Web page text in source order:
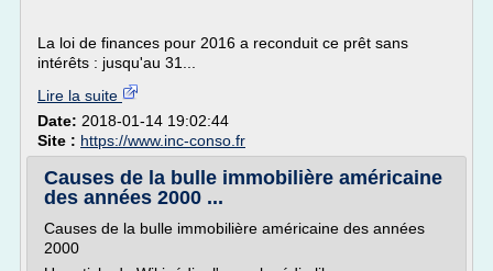
La loi de finances pour 2016 a reconduit ce prêt sans
intérêts : jusqu'au 31...
Lire la suite
Date: 2018-01-14 19:02:44
Site : https://www.inc-conso.fr
Causes de la bulle immobilière américaine
des années 2000 ...
Causes de la bulle immobilière américaine des années
2000